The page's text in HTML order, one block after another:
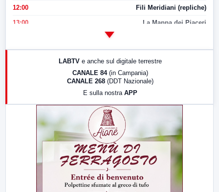
12:00 Fili Meridiani (repliche)
13:00 La Mappa dei Piaceri
LABTV e anche sul digitale terrestre
CANALE 84 (in Campania)
CANALE 268 (DDT Nazionale)
E sulla nostra APP